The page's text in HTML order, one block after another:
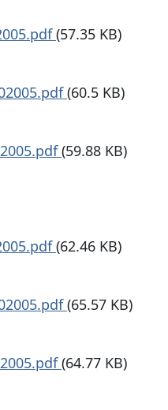
(57.35 KB)
(60.5 KB)
(59.88 KB)
(62.46 KB)
(65.57 KB)
(64.77 KB)